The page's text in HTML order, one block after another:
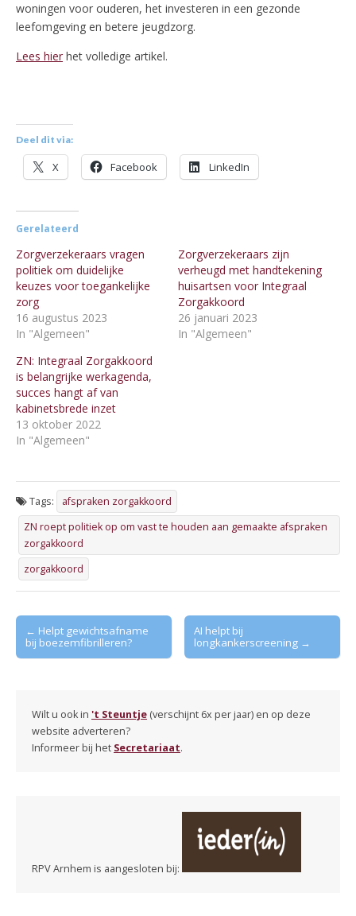
woningen voor ouderen, het investeren in een gezonde
leefomgeving en betere jeugdzorg.
Lees hier het volledige artikel.
Deel dit via:
X Facebook LinkedIn
Gerelateerd
Zorgverzekeraars vragen
politiek om duidelijke
keuzes voor toegankelijke
zorg
16 augustus 2023
In "Algemeen"
Zorgverzekeraars zijn
verheugd met handtekening
huisartsen voor Integraal
Zorgakkoord
26 januari 2023
In "Algemeen"
ZN: Integraal Zorgakkoord
is belangrijke werkagenda,
succes hangt af van
kabinetsbrede inzet
13 oktober 2022
In "Algemeen"
Tags:
afspraken zorgakkoord
ZN roept politiek op om vast te houden aan gemaakte afspraken
zorgakkoord
zorgakkoord
Post
navigation
← Helpt gewichtsafname
bij boezemfibrilleren?
AI helpt bij
longkankerscreening →
Wilt u ook in 't Steuntje (verschijnt 6x per jaar) en op deze
website adverteren?
Informeer bij het Secretariaat.
RPV Arnhem is aangesloten bij: